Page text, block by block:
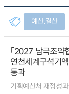
예산.결산
「2027 남극조약
연천세계구석기
통과
기획예산처 재정성